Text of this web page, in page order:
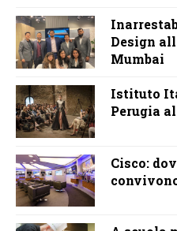
Design
Mumbai
Istituto
Perugia
Cisco: